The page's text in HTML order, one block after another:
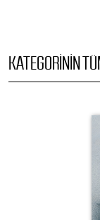
KATEGORININ